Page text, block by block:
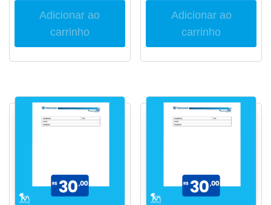
Adicionar ao
carrinho
Adicionar ao
carrinho